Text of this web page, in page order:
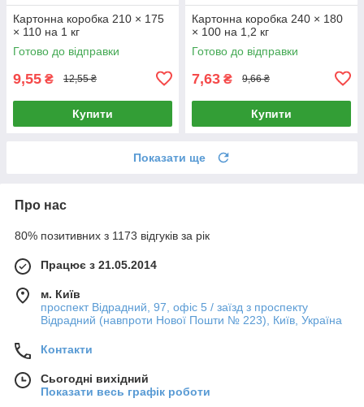
Картонна коробка 210 × 175
× 110 на 1 кг
Готово до відправки
9,55 ₴ 12,55 ₴
Купити
Картонна коробка 240 × 180
× 100 на 1,2 кг
Готово до відправки
7,63 ₴ 9,66 ₴
Купити
Показати ще
Про нас
80% позитивних з 1173 відгуків за рік
Працює з 21.05.2014
м. Київ
проспект Відрадний, 97, офіс 5 / заїзд з проспекту
Відрадний (навпроти Нової Пошти № 223), Київ, Україна
Контакти
Сьогодні вихідний
Показати весь графік роботи